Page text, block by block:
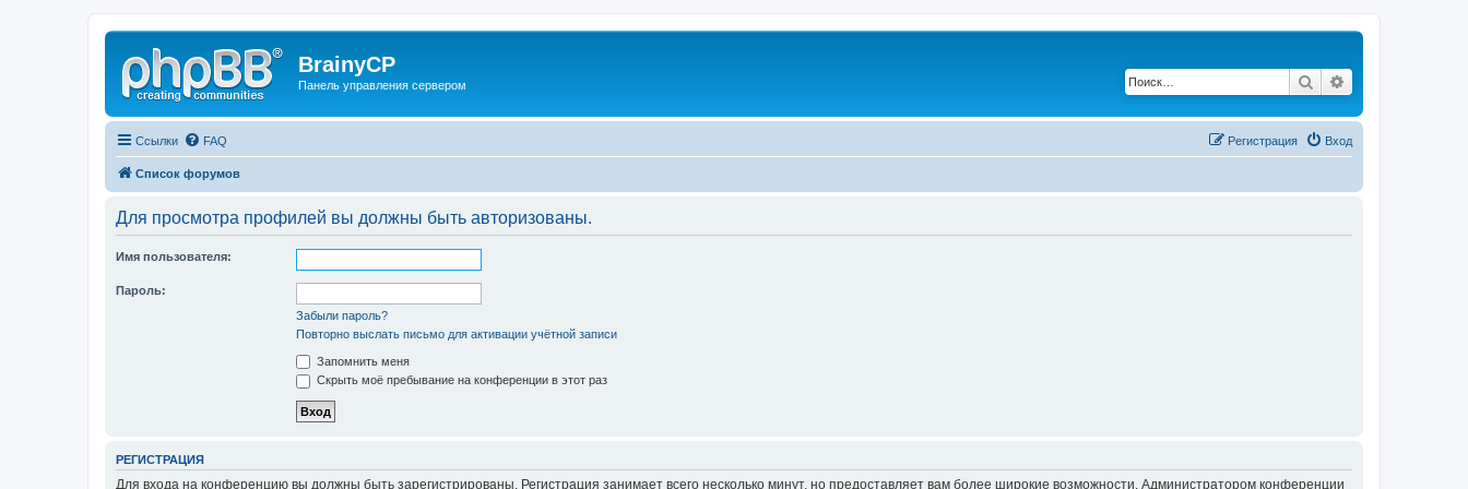
BrainyCP
Панель управления сервером Поиск
Ссылки FAQ Вход
Регистрация
Список форумов
Для просмотра профилей вы должны быть авторизованы.
Имя пользователя:
Пароль:
Забыли пароль?
Повторно выслать письмо для активации учётной записи
Запомнить меня
Скрыть моё пребывание на конференции в этот раз
РЕГИСТРАЦИЯ
Для входа на конференцию вы должны быть зарегистрированы. Регистрация занимает всего несколько минут, но предоставляет вам более широкие возможности. Администратором конференции